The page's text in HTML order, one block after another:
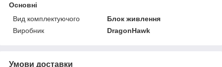
Основні
Вид комплектуючого
Блок живлення
Виробник
DragonHawk
Умови доставки